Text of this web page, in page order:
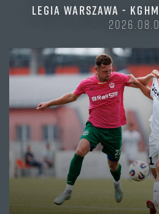
LEGIA WARSZAWA -